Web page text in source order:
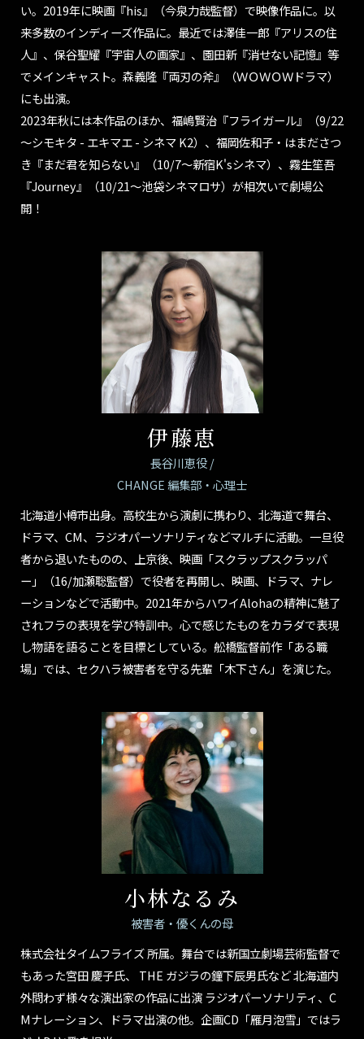
い。2019年に映画『his』（今泉力哉監督）で映像作品に。以
来多数のインディーズ作品に。最近では澤佳一郎『アリスの住
人』、保谷聖耀『宇宙人の画家』、園田新『消せない記憶』等
でメインキャスト。森義隆『両刃の斧』（ＷＯＷＯＷドラマ）
にも出演。
2023年秋には本作品のほか、福嶋賢治『フライガール』（9/22
～シモキタ - エキマエ - シネマ K2）、福岡佐和子・はまださつ
き『まだ君を知らない』（10/7～新宿K'sシネマ）、霧生笙吾
『Journey』（10/21～池袋シネマロサ）が相次いで劇場公
開！
伊藤恵
長谷川恵役 /
CHANGE 編集部・心理士
北海道小樽市出身。高校生から演劇に携わり、北海道で舞台、
ドラマ、CM、ラジオパーソナリティなどマルチに活動。一旦役
者から退いたものの、上京後、映画「スクラップスクラッパ
ー」（16/加瀬聡監督）で役者を再開し、映画、ドラマ、ナレ
ーションなどで活動中。2021年からハワイAlohaの精神に魅了
されフラの表現を学び特訓中。心で感じたものをカラダで表現
し物語を語ることを目標としている。舩橋監督前作「ある職
場」では、セクハラ被害者を守る先輩「木下さん」を演じた。
小林なるみ
被害者・優くんの母
株式会社タイムフライズ 所属。舞台では新国立劇場芸術監督で
もあった宮田 慶子氏、 THE ガジラの鐘下辰男氏など 北海道内
外問わず様々な演出家の作品に出演 ラジオパーソナリティ、C
Mナレーション、ドラマ出演の他。企画CD「雁月泡雪」ではラ